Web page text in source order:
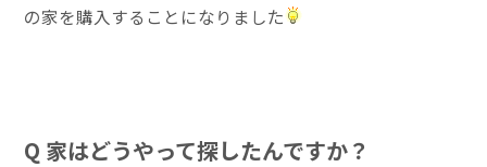
の家を購入することになりました
Q 家はどうやって探したんですか？